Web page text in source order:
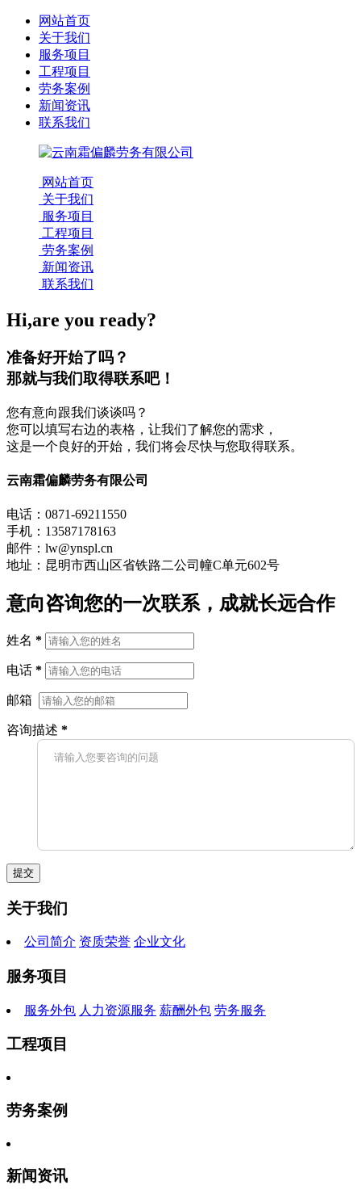
网站首页
关于我们
服务项目
工程项目
劳务案例
新闻资讯
联系我们
网站首页
关于我们
服务项目
工程项目
劳务案例
新闻资讯
联系我们
Hi,are you ready?
准备好开始了吗？
那就与我们取得联系吧！
您有意向跟我们谈谈吗？
您可以填写右边的表格，让我们了解您的需求，
这是一个良好的开始，我们将会尽快与您取得联系。
云南霜偏麟劳务有限公司
电话：0871-69211550
手机：13587178163
邮件：lw@ynspl.cn
地址：昆明市西山区省铁路二公司幢C单元602号
意向咨询您的一次联系，成就长远合作
姓名 *
电话 *
邮箱
咨询描述 *
关于我们
公司简介 资质荣誉 企业文化
服务项目
服务外包 人力资源服务 薪酬外包 劳务服务
工程项目
劳务案例
新闻资讯